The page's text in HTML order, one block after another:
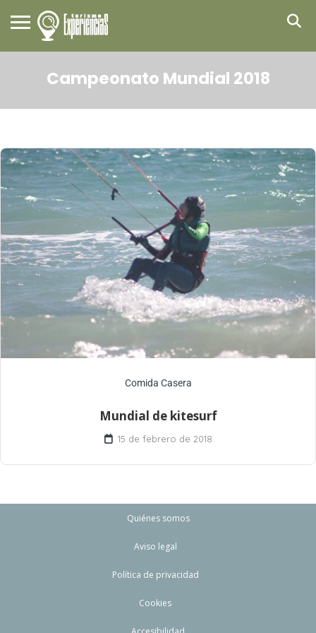
Campeonato Mundial 2018
Comida Casera
Mundial de kitesurf
15 de febrero de 2018
Quiénes somos
Aviso legal
Política de privacidad
Cookies